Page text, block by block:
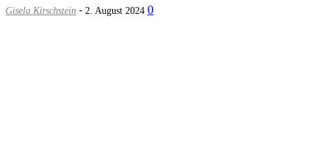
Gisela Kirschstein - 2. August 2024 0